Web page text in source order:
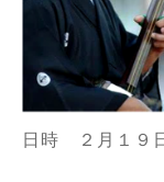
日時 ２月１９